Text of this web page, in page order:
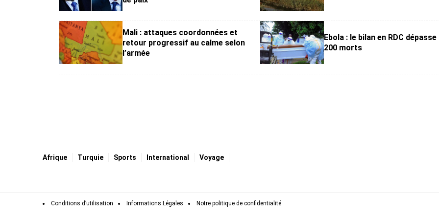
Mali : attaques coordonnées et
retour progressif au calme selon
l’armée
Ebola : le bilan en RDC dépasse
200 morts
Afrique Turquie Sports International Voyage
Conditions d’utilisation Informations Légales Notre politique de confidentialité